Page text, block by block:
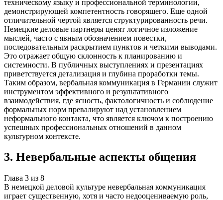
техническому языку и профессиональной терминологии,
демонстрирующей компетентность говорящего. Еще одной
отличительной чертой является структурированность речи.
Немецкие деловые партнеры ценят логичное изложение
мыслей, часто с явным обозначением повестки,
последовательным раскрытием пунктов и четкими выводами.
Это отражает общую склонность к планированию и
системности. В публичных выступлениях и презентациях
приветствуется детализация и глубина проработки темы.
Таким образом, вербальная коммуникация в Германии служит
инструментом эффективного и результативного
взаимодействия, где ясность, фактологичность и соблюдение
формальных норм превалируют над установлением
неформального контакта, что является ключом к построению
успешных профессиональных отношений в данном
культурном контексте.
3. Невербальные аспекты общения
Глава 3 из 8
В немецкой деловой культуре невербальная коммуникация
играет существенную, хотя и часто недооцениваемую роль,